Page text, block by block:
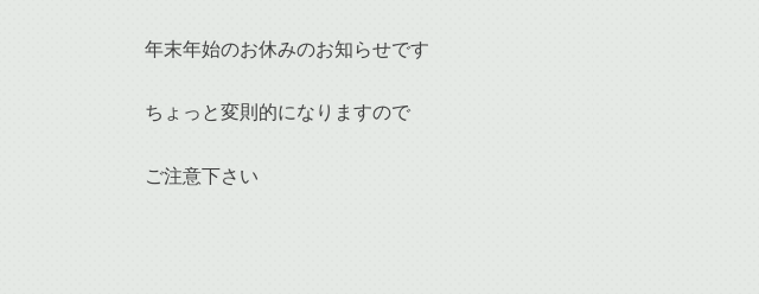
年末年始のお休みのお知らせです
ちょっと変則的になりますので
ご注意下さい